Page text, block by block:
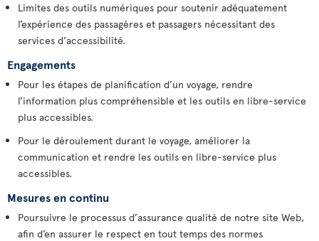
Limites des outils numériques pour soutenir adéquatement
l’expérience des passagères et passagers nécessitant des
services d’accessibilité.
Engagements
Pour les étapes de planification d’un voyage, rendre
l’information plus compréhensible et les outils en libre-service
plus accessibles.
Pour le déroulement durant le voyage, améliorer la
communication et rendre les outils en libre-service plus
accessibles.
Mesures en continu
Poursuivre le processus d’assurance qualité de notre site Web,
afin d’en assurer le respect en tout temps des normes